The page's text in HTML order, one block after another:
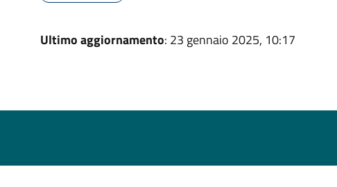
Ultimo aggiornamento: 23 gennaio 2025, 10:17